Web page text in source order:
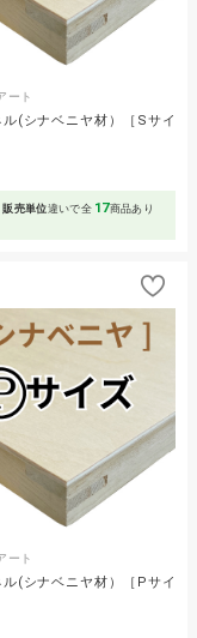
ート
(シナベニヤ材）［Sサイ
販売単位違いで全 17商品あり
ート
(シナベニヤ材）［Pサイ